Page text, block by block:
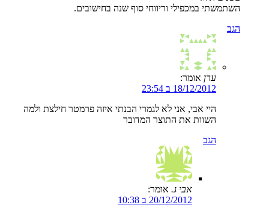
השתמשתי במכפילי וריווחי סוף שנה בחישובים.
הגב
ערן אומר:
18/12/2012 ב 23:54
היי אבי, אני לא לגמרי הבנתי איזה פרמטר חילצת ולמה
השוות את התוצר המדובר
הגב
אבי ג. אומר:
20/12/2012 ב 10:38